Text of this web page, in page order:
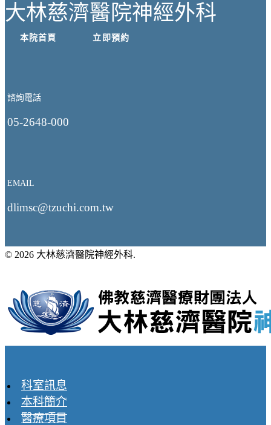
大林慈濟醫院神經外科
本院首頁 立即預約
諮詢電話
05-2648-000
EMAIL
dlimsc@tzuchi.com.tw
© 2026 大林慈濟醫院神經外科.
科室訊息
本科簡介
醫療項目